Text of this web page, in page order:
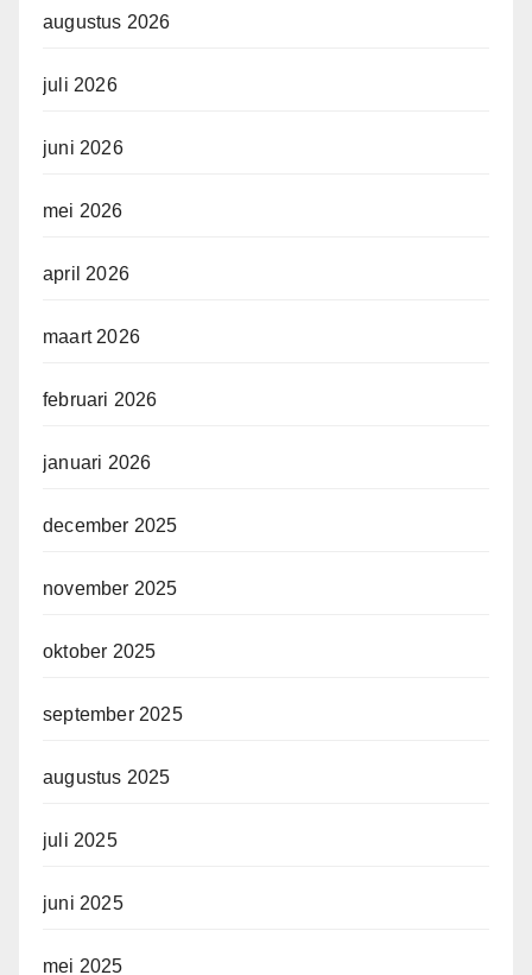
augustus 2026
juli 2026
juni 2026
mei 2026
april 2026
maart 2026
februari 2026
januari 2026
december 2025
november 2025
oktober 2025
september 2025
augustus 2025
juli 2025
juni 2025
mei 2025